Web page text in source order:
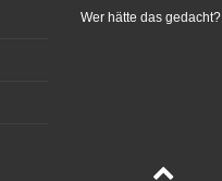
Wer hätte das gedacht?